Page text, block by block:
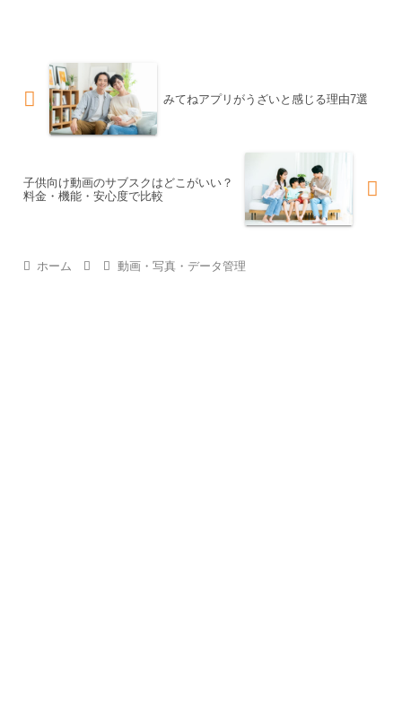
みてねアプリがうざいと感じる理由7選
子供向け動画のサブスクはどこがいい？
料金・機能・安心度で比較
ホーム 動画・写真・データ管理